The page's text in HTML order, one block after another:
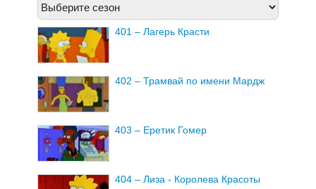
401 – Лагерь Красти
402 – Трамвай по имени Мардж
403 – Еретик Гомер
404 – Лиза - Королева Красоты